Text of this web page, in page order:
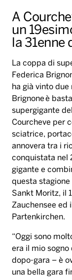
A
un
la 31enne
La coppa di
Federica
ha già vinto due
Brignone è
supergigante
Courcheve per
sciatrice,
annovera tra i
conquistata nel
gigante e
questa stagione
Sankt Moritz, il
Zauchensee ed
Partenkirchen.
“Oggi sono
era il mio sogno
dopo-gara – è
una bella gara